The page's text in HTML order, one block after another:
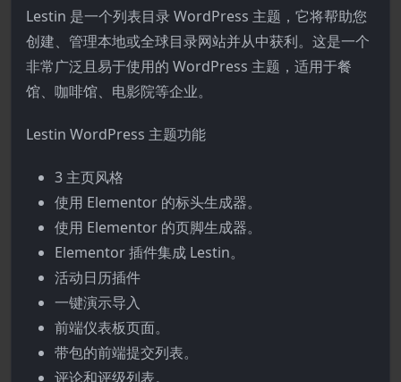
Lestin 是一个列表目录 WordPress 主题，它将帮助您
创建、管理本地或全球目录网站并从中获利。这是一个
非常广泛且易于使用的 WordPress 主题，适用于餐
馆、咖啡馆、电影院等企业。
Lestin WordPress 主题功能
3 主页风格
使用 Elementor 的标头生成器。
使用 Elementor 的页脚生成器。
Elementor 插件集成 Lestin。
活动日历插件
一键演示导入
前端仪表板页面。
带包的前端提交列表。
评论和评级列表。